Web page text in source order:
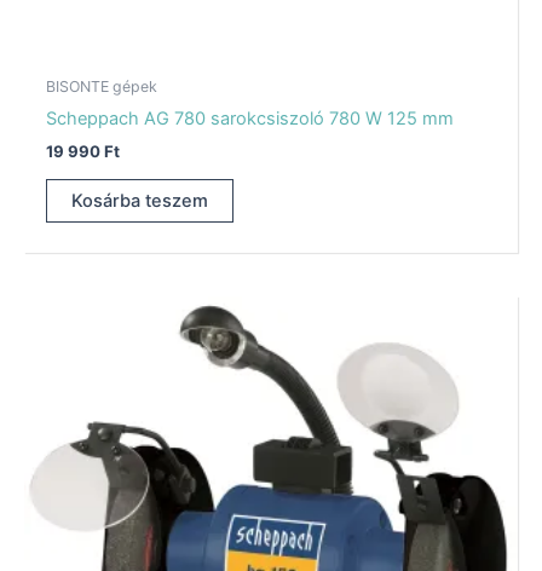
BISONTE gépek
Scheppach AG 780 sarokcsiszoló 780 W 125 mm
19 990Ft
Kosárba teszem